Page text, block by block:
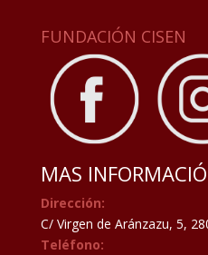
FUNDACIÓN CISEN
MAS
Dirección:
C/ Virgen de Aránzazu, 5,
Teléfono: